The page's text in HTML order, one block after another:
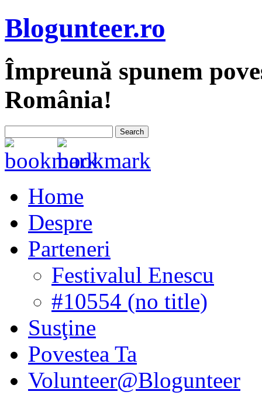
Blogunteer.ro
Împreună spunem
România!
Home
Despre
Parteneri
Festivalul Enescu
#10554 (no title)
Susţine
Povestea Ta
Volunteer@Blogunteer